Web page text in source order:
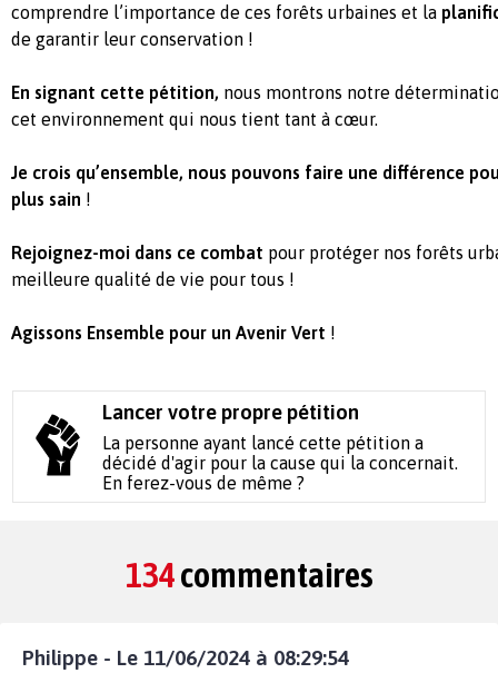
comprendre l’importance de ces forêts urbaines et la
de garantir leur conservation !
En signant cette pétition, nous montrons notre
cet environnement qui nous tient tant à cœur.
Je crois qu’ensemble, nous pouvons faire une différence
plus sain !
Rejoignez-moi dans ce combat pour protéger nos forêts
meilleure qualité de vie pour tous !
Agissons Ensemble pour un Avenir Vert !
Lancer votre propre pétition
La personne ayant lancé cette pétition a
décidé d'agir pour la cause qui la concernait.
En ferez-vous de même ?
134commentaires
Philippe - Le 11/06/2024 à 08:29:54